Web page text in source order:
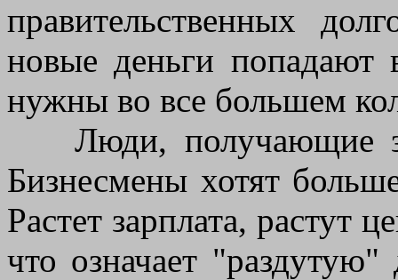
правительственных
новые деньги попадают
нужны во все большем
Люди, получающие
Бизнесмены хотят
Растет зарплата, растут
что означает